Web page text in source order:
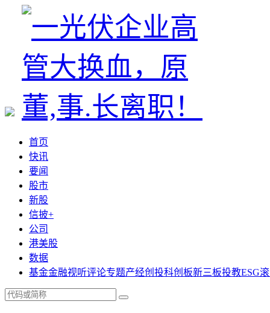
首页
快讯
要闻
股市
新股
信披+
公司
港美股
数据
基金金融视听评论专题产经创投科创板新三板投教ESG